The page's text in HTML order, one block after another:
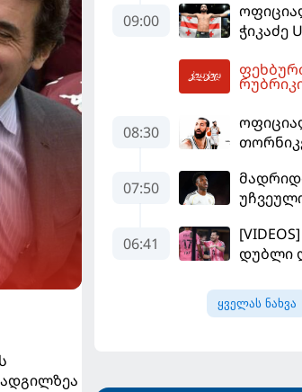
09:00
ჭიკაძე
08:30
07:50
06:41
დუბლი
"სან
ყველას ნახვა